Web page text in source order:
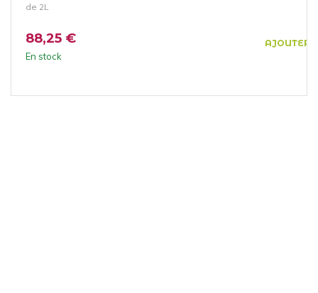
de 2L
88,25 € AJOUTER
En stock